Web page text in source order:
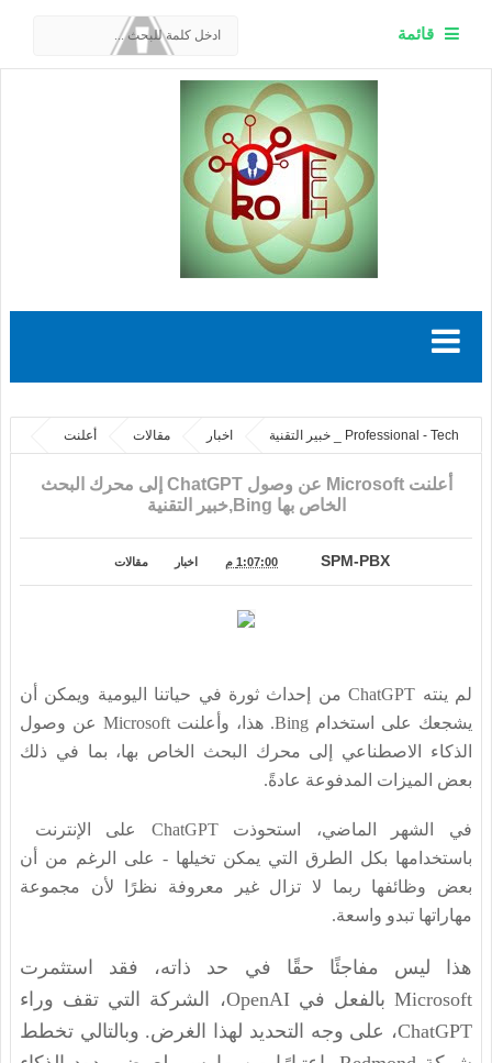
قائمة
Professional - Tech _ خبير التقنية اخبار مقالات
أعلنت
أعلنت Microsoft عن وصول ChatGPT إلى محرك البحث
الخاص بها Bing,خبير التقنية
SPM-PBX 1:07:00 م اخبار مقالات
لم ينته ChatGPT من إحداث ثورة في حياتنا اليومية ويمكن أن
يشجعك على استخدام Bing. هذا، وأعلنت Microsoft عن وصول
الذكاء الاصطناعي إلى محرك البحث الخاص بها، بما في ذلك
بعض الميزات المدفوعة عادةً.
في الشهر الماضي، استحوذت ChatGPT على الإنترنت
باستخدامها بكل الطرق التي يمكن تخيلها - على الرغم من أن
بعض وظائفها ربما لا تزال غير معروفة نظرًا لأن مجموعة
مهاراتها تبدو واسعة.
هذا ليس مفاجئًا حقًا في حد ذاته، فقد استثمرت
Microsoft بالفعل في OpenAI، الشركة التي تقف وراء
ChatGPT، على وجه التحديد لهذا الغرض. وبالتالي تخطط